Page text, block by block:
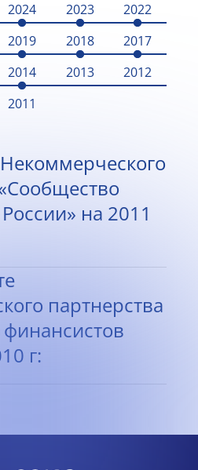
2024 2023
2022
2019 2018
2017
2014 2013
2012
2011
на 2011
партнерства
г: